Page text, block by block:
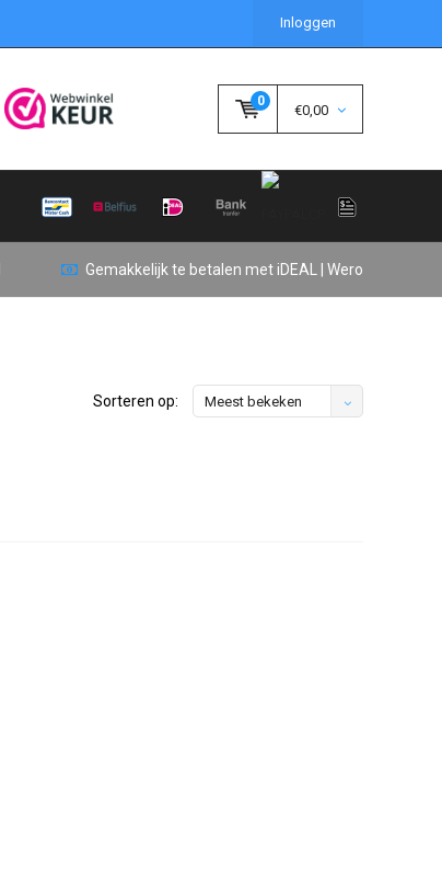
Inloggen
0
€0,00
Gemakkelijk te betalen met iDEAL | Wero
Sorteren op: Meest bekeken